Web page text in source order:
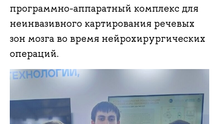
программно-аппаратный комплекс для
неинвазивного картирования речевых
зон мозга во время нейрохирургических
операций.